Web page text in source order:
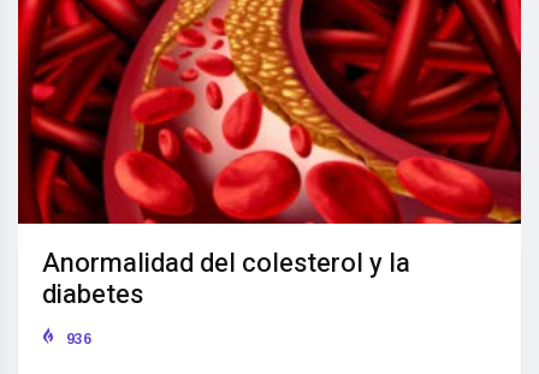
Anormalidad del colesterol y la
diabetes
936